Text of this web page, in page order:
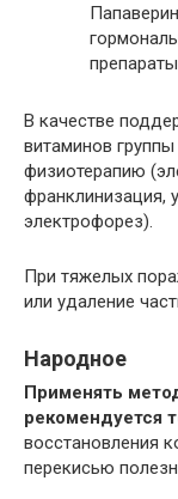
В качестве
витаминов
физиотерапию
франклинизация,
электрофорез).
При тяжелых
или удаление
Народное
Применять
рекомендуется
восстановления
перекисью